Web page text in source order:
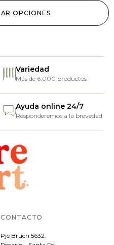
OPCIONES
Variedad
Más de 6.000 productos
Ayuda online 24/7
Responderemos a la brevedad
CONTACTO
Pje Bruch 5632.